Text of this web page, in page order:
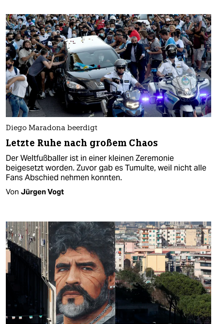
Diego Maradona beerdigt
Letzte Ruhe nach großem Chaos
Der Weltfußballer ist in einer kleinen Zeremonie
beigesetzt worden. Zuvor gab es Tumulte, weil nicht alle
Fans Abschied nehmen konnten.
Von Jürgen Vogt